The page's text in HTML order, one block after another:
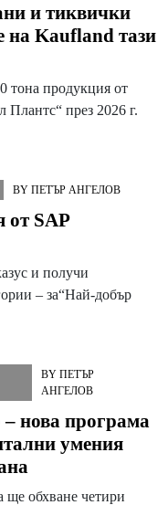
и тиквички
на Kaufland тази
тона продукция от
Плантс“ през 2026 г.
BY ПЕТЪР АНГЕЛОВ
от SAP
и получи
– за“Най-добър
BYПЕТЪР
АНГЕЛОВ
нова програма
умения
ще обхване четири